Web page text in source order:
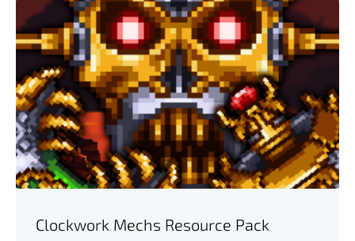
Clockwork Mechs Resource Pack